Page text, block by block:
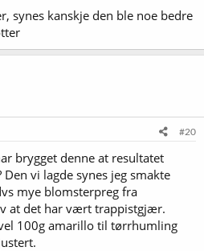
synes kanskje den ble noe bedre
#20
brygget denne at resultatet
vi lagde synes jeg smakte
mye blomsterpreg fra
at det har vært trappistgjær.
100g amarillo til tørrhumling